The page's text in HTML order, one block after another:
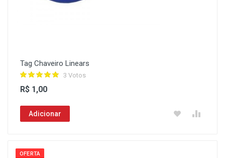
Tag Chaveiro Linears
3 Votos
R$ 1,00
Adicionar
OFERTA